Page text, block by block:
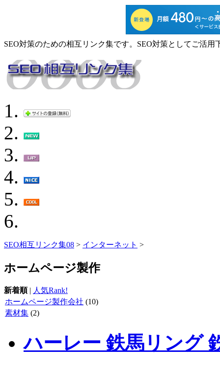
SEO対策のための相互リンク集です。SEO対策としてご活用
SEO相互リンク集08 > インターネット >
ホームページ製作
新着順| 人気Rank!
ホームページ製作会社 (10)
素材集 (2)
ハーレー 鉄馬リング